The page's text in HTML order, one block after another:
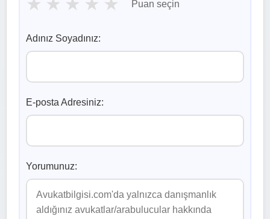
Puan seçin
Adınız Soyadınız:
E-posta Adresiniz:
Yorumunuz: